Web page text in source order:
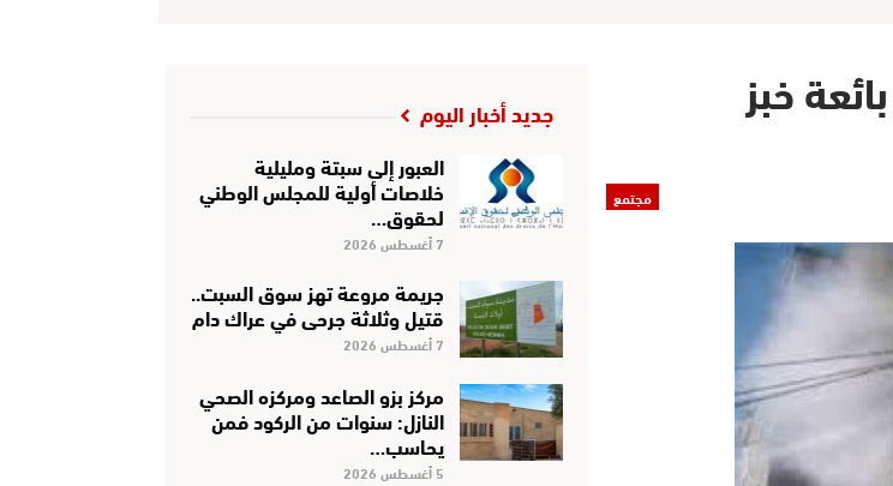
خبز
مجتمع
جديد أخبار اليوم
العبور إلى سبتة ومليلية
خلاصات أولية للمجلس الوطني
لحقوق…
7 أغسطس 2026
جريمة مروعة تهز سوق السبت..
قتيل وثلاثة جرحى في عراك دام
7 أغسطس 2026
مركز بزو الصاعد ومركزه الصحي
النازل: سنوات من الركود فمن
يحاسب…
5 أغسطس 2026